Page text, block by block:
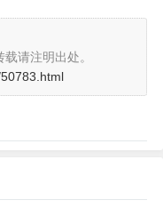
请注明出处。